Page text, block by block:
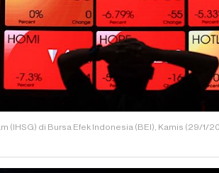
(IHSG) di Bursa Efek Indonesia (BEI), Kamis (29/1/